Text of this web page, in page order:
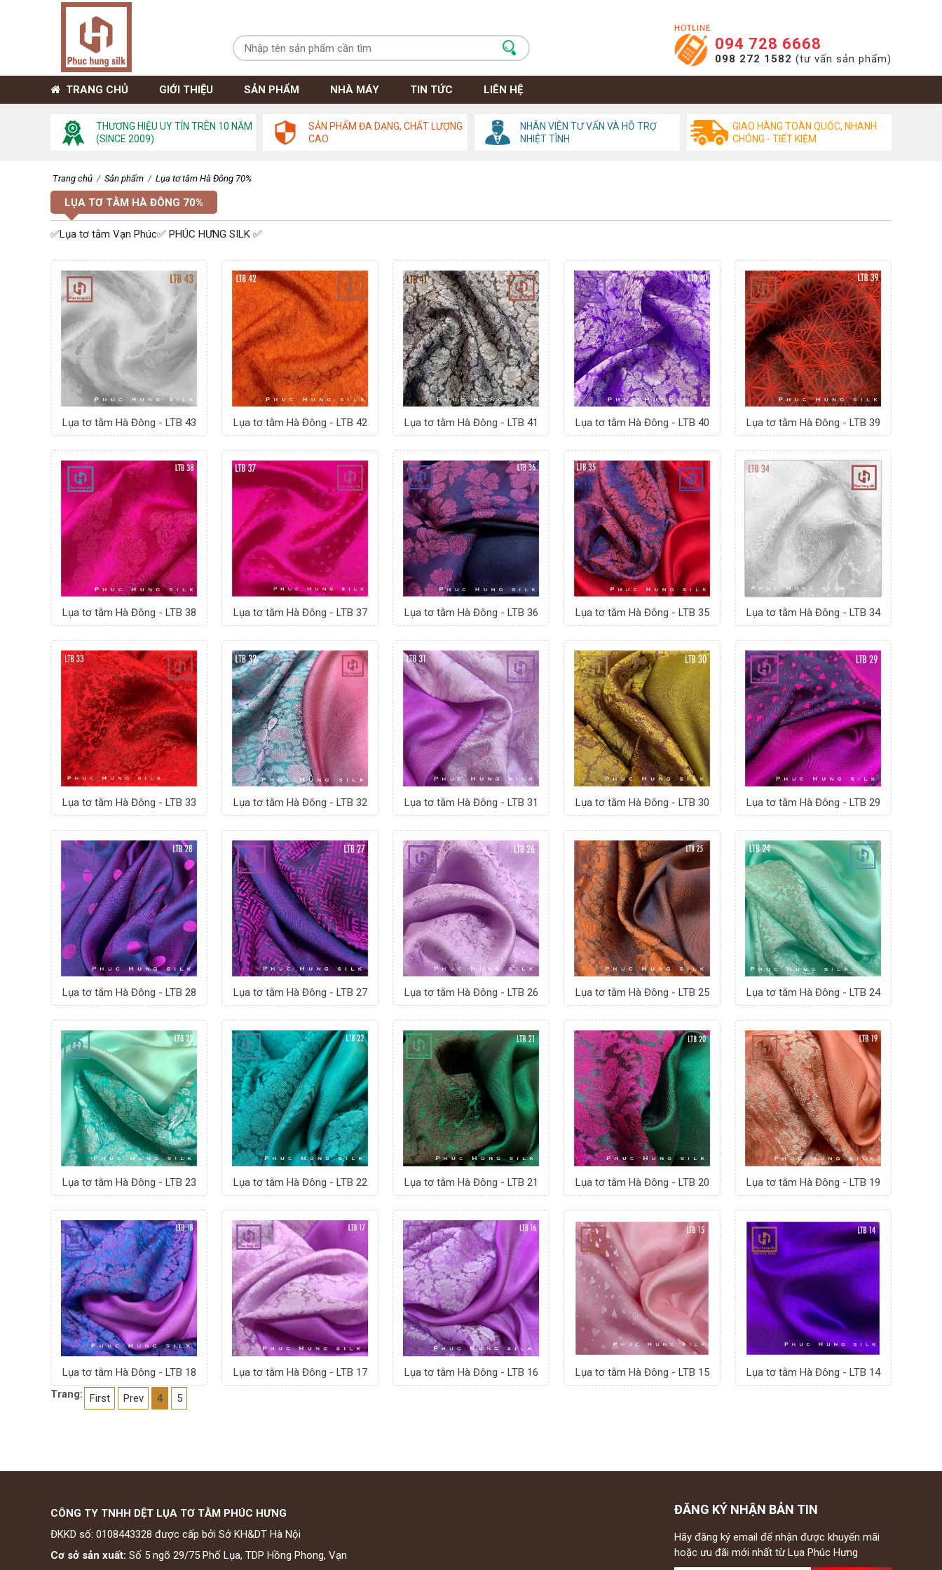
094 728 6668
098 272 1582 (tư vấn sản phẩm)
TRANG CHỦ GIỚI THIỆU SẢN PHẨM NHÀ MÁY TIN TỨC LIÊN HỆ
THƯƠNG HIỆU UY TÍN TRÊN 10 NĂM
(SINCE 2009)
SẢN PHẨM ĐA DẠNG, CHẤT LƯỢNG
CAO
NHÂN VIÊN TƯ VẤN VÀ HỖ TRỢ
NHIỆT TÌNH
GIAO HÀNG TOÀN QUỐC, NHANH
CHÓNG - TIẾT KIỆM
Trang chủ / Sản phẩm / Lụa tơ tằm Hà Đông 70%
LỤA TƠ TẰM HÀ ĐÔNG 70%
✅Lụa tơ tằm Vạn Phúc✅ PHÚC HƯNG SILK ✅
Lụa tơ tằm Hà Đông - LTB 43 Lụa tơ tằm Hà Đông - LTB 42 Lụa tơ tằm Hà Đông - LTB 41 Lụa tơ tằm Hà Đông - LTB 40 Lụa tơ tằm Hà Đông - LTB 39
Lụa tơ tằm Hà Đông - LTB 38 Lụa tơ tằm Hà Đông - LTB 37 Lụa tơ tằm Hà Đông - LTB 36 Lụa tơ tằm Hà Đông - LTB 35 Lụa tơ tằm Hà Đông - LTB 34
Lụa tơ tằm Hà Đông - LTB 33 Lụa tơ tằm Hà Đông - LTB 32 Lụa tơ tằm Hà Đông - LTB 31 Lụa tơ tằm Hà Đông - LTB 30 Lụa tơ tằm Hà Đông - LTB 29
Lụa tơ tằm Hà Đông - LTB 28 Lụa tơ tằm Hà Đông - LTB 27 Lụa tơ tằm Hà Đông - LTB 26 Lụa tơ tằm Hà Đông - LTB 25 Lụa tơ tằm Hà Đông - LTB 24
Lụa tơ tằm Hà Đông - LTB 23 Lụa tơ tằm Hà Đông - LTB 22 Lụa tơ tằm Hà Đông - LTB 21 Lụa tơ tằm Hà Đông - LTB 20 Lụa tơ tằm Hà Đông - LTB 19
Lụa tơ tằm Hà Đông - LTB 18 Lụa tơ tằm Hà Đông - LTB 17 Lụa tơ tằm Hà Đông - LTB 16 Lụa tơ tằm Hà Đông - LTB 15
Lụa tơ tằm Hà Đông - LTB 14
Trang:
First Prev 4 5
CÔNG TY TNHH DỆT LỤA TƠ TẰM PHÚC HƯNG
ĐKKD số: 0108443328 được cấp bởi Sở KH&DT Hà Nội
Cơ sở sản xuất: Số 5 ngõ 29/75 Phố Lụa, TDP Hồng Phong, Vạn
ĐĂNG KÝ NHẬN BẢN TIN
Hãy đăng ký email để nhận được khuyến mãi
hoặc ưu đãi mới nhất từ Lụa Phúc Hưng